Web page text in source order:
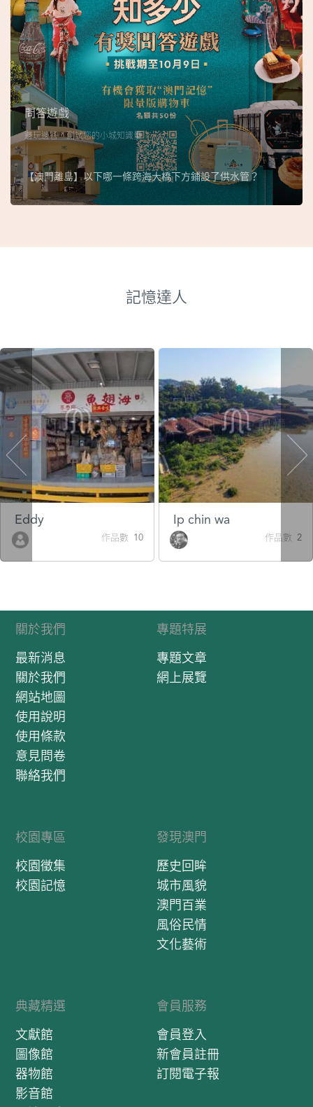
問答遊戲
邊玩邊答，測試您的小城知識量
【澳門離島】以下哪一條跨海大橋下方鋪設了供水管？
記憶達人
Eddy
作品數 10
Ip chin wa
作品數 2
關於我們
最新消息
關於我們
網站地圖
使用說明
使用條款
意見問卷
聯絡我們
專題特展
專題文章
網上展覽
校園專區
校園徵集
校園記憶
發現澳門
歷史回眸
城市風貌
澳門百業
風俗民情
文化藝術
典藏精選
文獻館
圖像館
器物館
影音館
會員服務
會員登入
新會員註冊
訂閱電子報